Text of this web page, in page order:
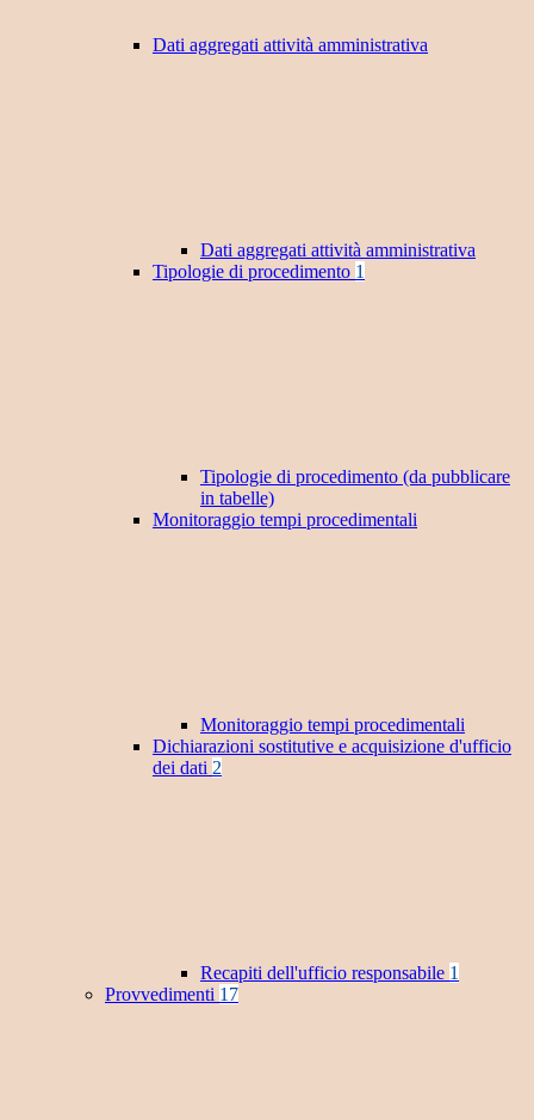
Dati aggregati attività amministrativa
Dati aggregati attività amministrativa
Tipologie di procedimento 1
Tipologie di procedimento (da pubblicare
in tabelle)
Monitoraggio tempi procedimentali
Monitoraggio tempi procedimentali
Dichiarazioni sostitutive e acquisizione d'ufficio
dei dati 2
Recapiti dell'ufficio responsabile 1
Provvedimenti 17